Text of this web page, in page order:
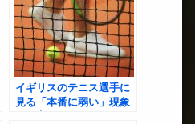
イギリスのテニス選手に
見る「本番に弱い」現象